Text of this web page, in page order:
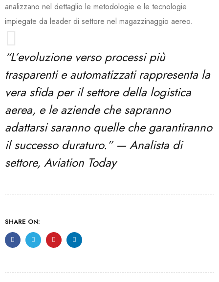
analizzano nel dettaglio le metodologie e le tecnologie
impiegate da leader di settore nel magazzinaggio aereo.
“L’evoluzione verso processi più
trasparenti e automatizzati rappresenta la
vera sfida per il settore della logistica
aerea, e le aziende che sapranno
adattarsi saranno quelle che garantiranno
il successo duraturo.” —Analista di
settore, Aviation Today
SHARE ON: